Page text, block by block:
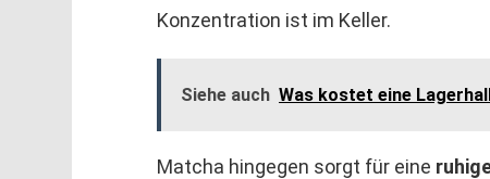
Konzentration ist im Keller.
Siehe auch Was kostet eine
Matcha hingegen sorgt für eine